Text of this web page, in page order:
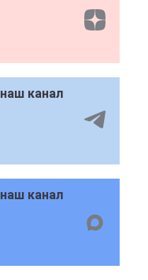
канал
канал